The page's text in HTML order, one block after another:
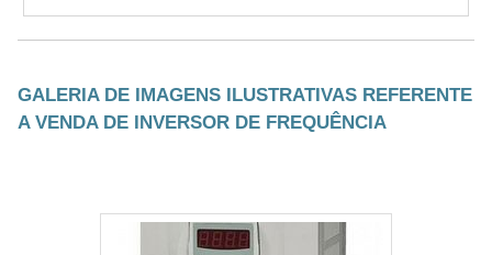
GALERIA DE IMAGENS ILUSTRATIVAS REFERENTE
A VENDA DE INVERSOR DE FREQUÊNCIA